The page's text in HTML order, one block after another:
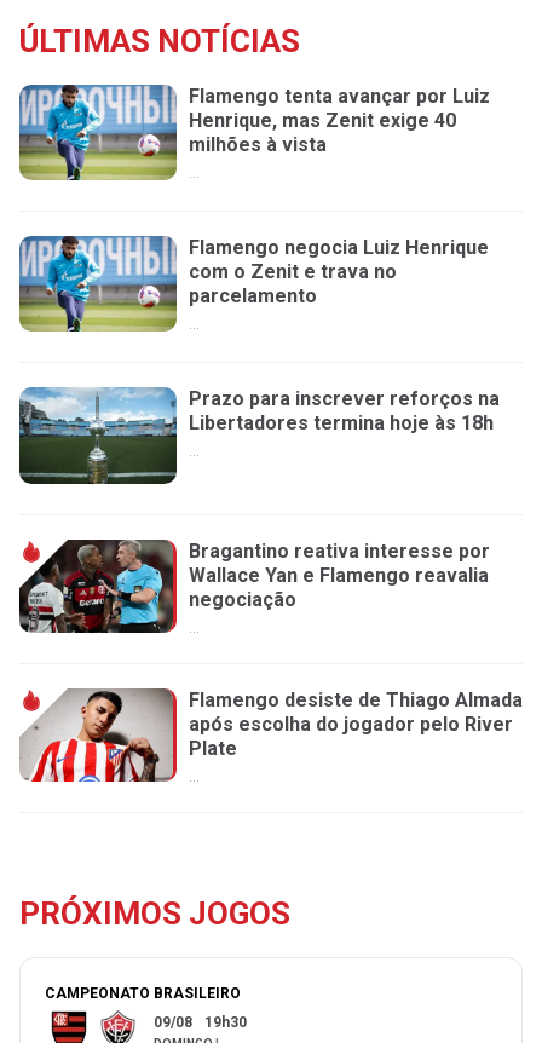
ÚLTIMAS NOTÍCIAS
Flamengo tenta avançar por Luiz
Henrique, mas Zenit exige 40
milhões à vista
...
Flamengo negocia Luiz Henrique
com o Zenit e trava no
parcelamento
...
Prazo para inscrever reforços na
Libertadores termina hoje às 18h
...
Bragantino reativa interesse por
Wallace Yan e Flamengo reavalia
negociação
Flamengo desiste de Thiago Almada
após escolha do jogador pelo River
Plate
...
PRÓXIMOS JOGOS
CAMPEONATO BRASILEIRO
09/08 19h30